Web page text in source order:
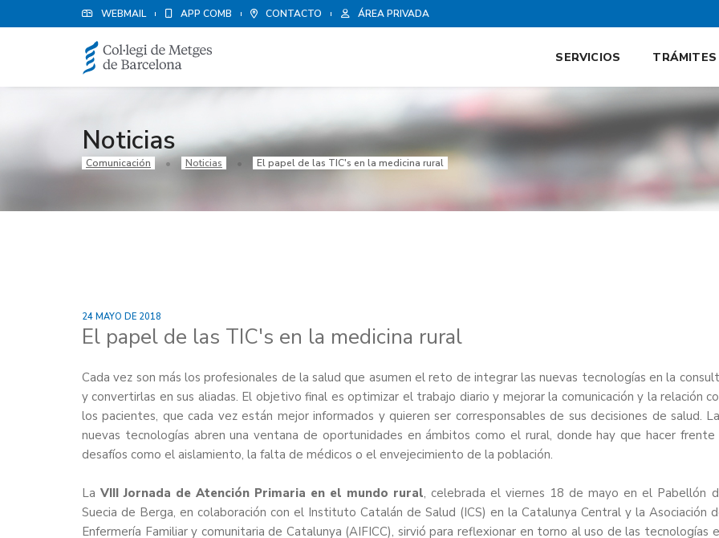
WEBMAIL APP COMB CONTACTO ÁREA PRIVADA
SERVICIOS TRÁMITES
Noticias
Comunicación Noticias El papel de las TIC's en la medicina rural
24 MAYO DE 2018
El papel de las TIC's en la medicina rural
Cada vez son más los profesionales de la salud que asumen el reto de integrar las nuevas tecnologías en la
y convertirlas en sus aliadas. El objetivo final es optimizar el trabajo diario y mejorar la comunicación y la relación
los pacientes, que cada vez están mejor informados y quieren ser corresponsables de sus decisiones de salud.
nuevas tecnologías abren una ventana de oportunidades en ámbitos como el rural, donde hay que hacer frente
desafíos como el aislamiento, la falta de médicos o el envejecimiento de la población.
LaVIII Jornada de Atención Primaria en el mundo rural, celebrada el viernes 18 de mayo en el Pabellón
Suecia de Berga, en colaboración con el Instituto Catalán de Salud (ICS) en la Catalunya Central y la Asociación
Enfermería Familiar y comunitaria de Catalunya (AIFICC), sirvió para reflexionar en torno al uso de las tecnologías